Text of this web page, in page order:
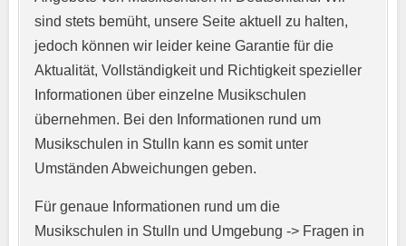
E-Mail-Adresse*
sind stets bemüht, unsere Seite aktuell zu halten,
jedoch können wir leider keine Garantie für die
Aktualität, Vollständigkeit und Richtigkeit spezieller
Informationen über einzelne Musikschulen
übernehmen. Bei den Informationen rund um
Musikschulen in Stulln kann es somit unter
Umständen Abweichungen geben.
Für genaue Informationen rund um die
Musikschulen in Stulln und Umgebung -> Fragen in